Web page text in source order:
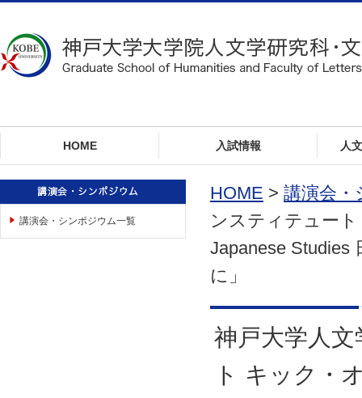
カ
ル
ー
ョ
へ
ジ
ャ
HOME 入試情報 人
講演会・シンポジウム一覧
HOME > 講演会・
ンスティテュー
Japanese Studies
に」
神戸大学人
ト キック・